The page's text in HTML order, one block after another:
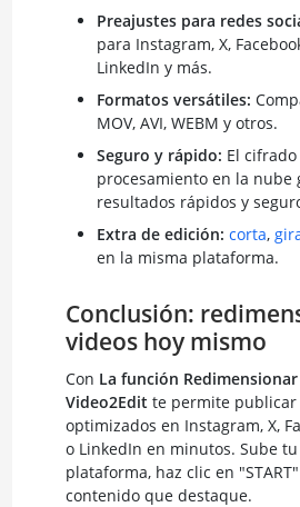
Preajustes para redes
para Instagram, X,
LinkedIn y más.
Formatos versátiles:
MOV, AVI, WEBM y otros.
Seguro y rápido: El cifrado
procesamiento en la nube
resultados rápidos y
Extra de edición: corta,
en la misma plataforma.
Conclusión:
videos hoy mismo
Con La función
Video2Edit te permite publicar
optimizados en Instagram, X,
o LinkedIn en minutos. Sube
plataforma, haz clic en
contenido que destaque.